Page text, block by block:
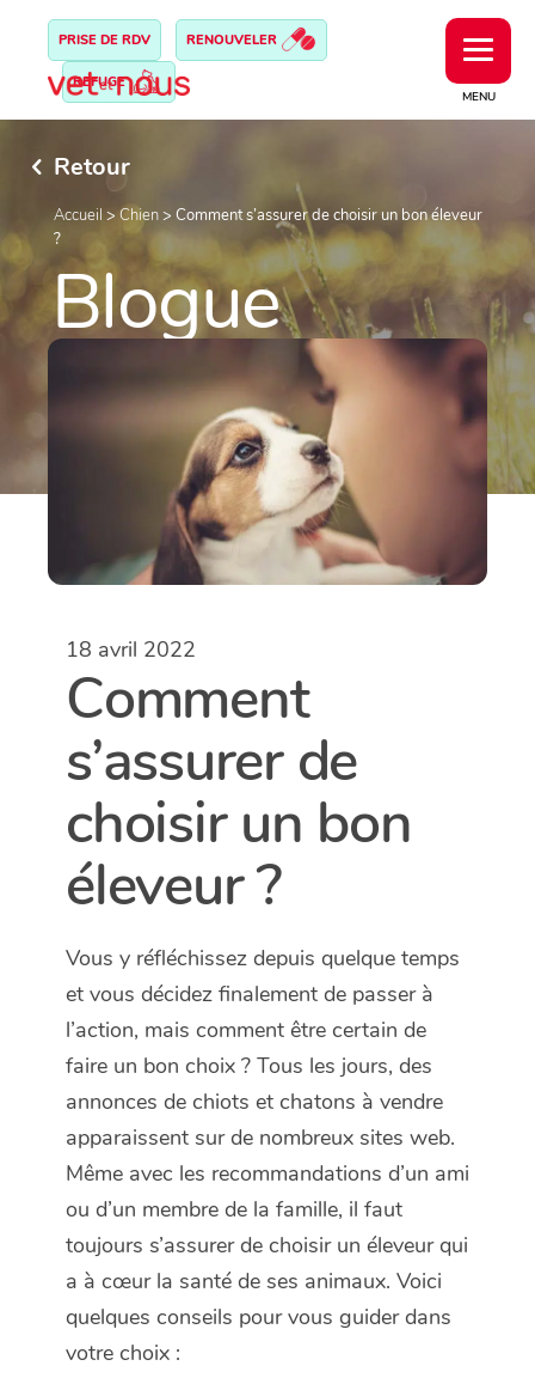
MENU
PRISE DE RDV RENOUVELER
REFUGE
Retour
Accueil >Chien > Comment s’assurer de choisir un bon éleveur
?
Blogue
18 avril 2022
Comment
s’assurer de
choisir un bon
éleveur ?
Vous y réfléchissez depuis quelque temps
et vous décidez finalement de passer à
l’action, mais comment être certain de
faire un bon choix ? Tous les jours, des
annonces de chiots et chatons à vendre
apparaissent sur de nombreux sites web.
Même avec les recommandations d’un ami
ou d’un membre de la famille, il faut
toujours s’assurer de choisir un éleveur qui
a à cœur la santé de ses animaux. Voici
quelques conseils pour vous guider dans
votre choix :